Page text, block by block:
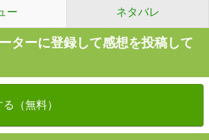
ー ネタバレ
ターに登録して感想を投稿して
（無料）